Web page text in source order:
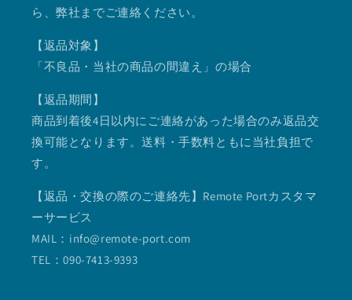
ら、弊社までご連絡ください。
【返品対象】
「不良品・当社の商品の間違え」の場合
【返品期間】
商品到着後4日以内にご連絡があった場合のみ返品交
換可能となります。送料・手数料ともに当社負担で
す。
【返品・交換の際のご連絡先】Remote Portカスタマ
ーサービス
MAIL：info@remote-port.com
TEL：090-7413-9393